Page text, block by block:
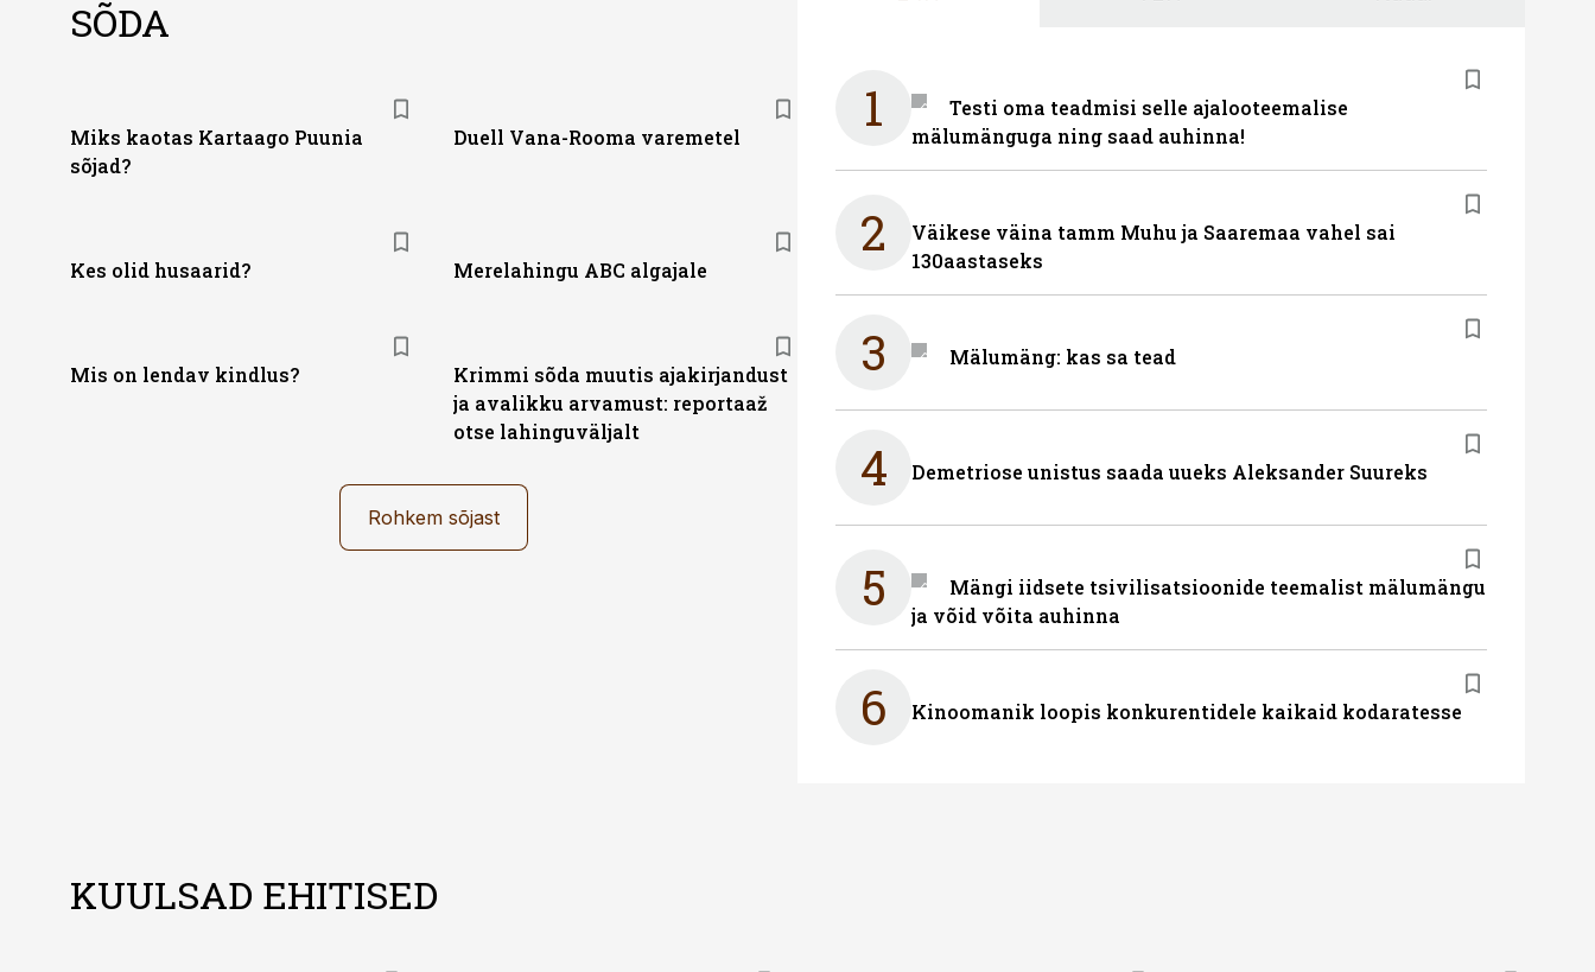
SÕDA
Miks kaotas Kartaago Puunia
sõjad?
Duell Vana-Rooma varemetel
Kes olid husaarid? Merelahingu ABC algajale
Mis on lendav kindlus?
Krimmi sõda muutis ajakirjandust
ja avalikku arvamust: reportaaž
otse lahinguväljalt
Rohkem sõjast
1
Testi oma teadmisi selle ajalooteemalise
mälumänguga ning saad auhinna!
2
Väikese väina tamm Muhu ja Saaremaa vahel sai
130aastaseks
3 Mälumäng: kas sa tead
4 Demetriose unistus saada uueks Aleksander Suureks
5
Mängi iidsete tsivilisatsioonide teemalist mälumängu
ja võid võita auhinna
6 Kinoomanik loopis konkurentidele kaikaid kodaratesse
KUULSAD EHITISED